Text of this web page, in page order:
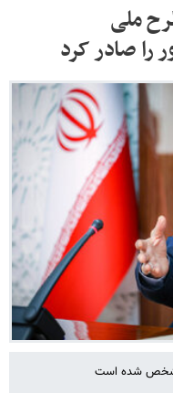
ملی
صادر کرد
مشخص شده است